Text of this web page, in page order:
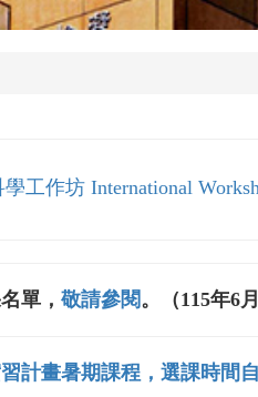
工作坊 International
單， 敬請參閱 。（115年6
計畫暑期課程，選課時間